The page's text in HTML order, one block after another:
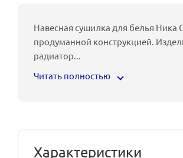
Навесная сушилка для белья Ника
продуманной конструкцией.
радиатор...
Читать полностью
Характеристики